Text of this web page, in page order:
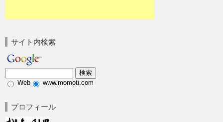
サイト内検索
Web www.momoti.com
プロフィール